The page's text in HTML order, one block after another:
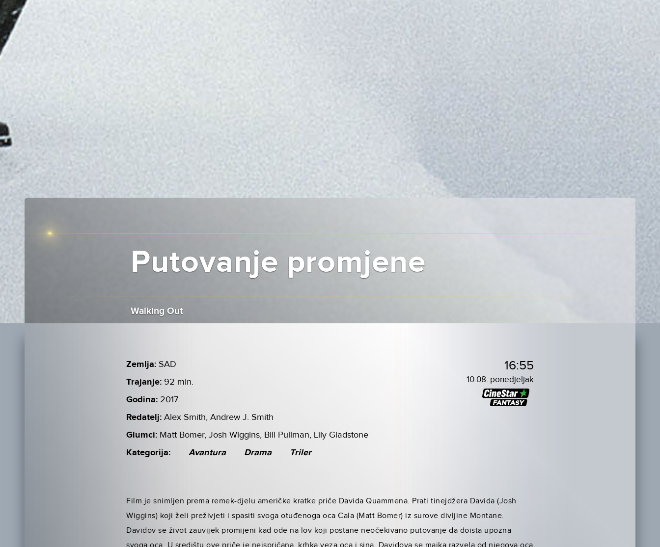
Putovanje promjene
Walking Out
Zemlja: SAD
Trajanje: 92 min.
Godina: 2017.
Redatelj: Alex Smith, Andrew J. Smith
Glumci: Matt Bomer, Josh Wiggins, Bill Pullman, Lily Gladstone
Kategorija: Avantura Drama Triler
16:55
10.08. ponedjeljak
Film je snimljen prema remek-djelu američke kratke priče Davida Quammena. Prati tinejdžera Davida (Josh
Wiggins) koji želi preživjeti i spasiti svoga otuđenoga oca Cala (Matt Bomer) iz surove divljine Montane.
Davidov se život zauvijek promijeni kad ode na lov koji postane neočekivano putovanje da doista upozna